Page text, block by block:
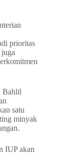
prioritas
Bahlil
satu
minyak
IUP akan